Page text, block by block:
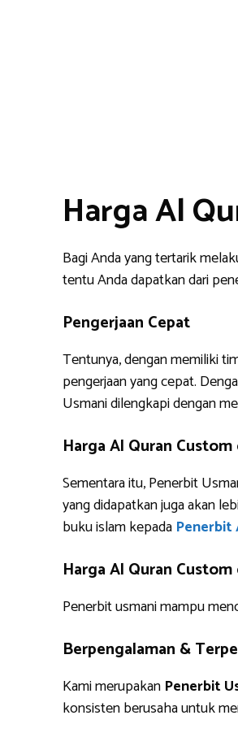
Harga Al
Bagi Anda yang tertarik
tentu Anda dapatkan dari
Pengerjaan Cepat
Tentunya, dengan memiliki
pengerjaan yang cepat.
Usmani dilengkapi dengan
Harga Al Quran
Sementara itu, Penerbit
yang didapatkan juga akan
buku islam kepada Penerbit
Harga Al Quran
Penerbit usmani mampu
Berpengalaman &
Kami merupakan Penerbit
konsisten berusaha untuk